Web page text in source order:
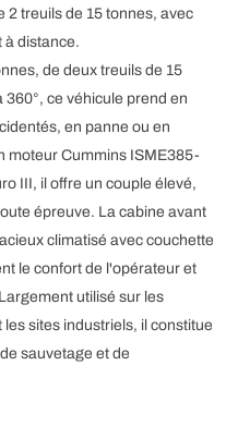
2 treuils de 15 tonnes, avec
distance.
de deux treuils de 15
ce véhicule prend en
en panne ou en
moteur Cummins ISME385-
III, il offre un couple élevé,
épreuve. La cabine avant
climatisé avec couchette
le confort de l'opérateur et
utilisé sur les
sites industriels, il constitue
sauvetage et de